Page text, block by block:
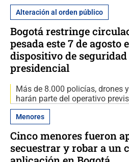
Alteración al orden público
Bogotá restringe
pesada este 7 de agosto
dispositivo de
presidencial
Más de 8.000 policías, drones
harán parte del operativo
Menores
Cinco menores fueron
secuestrar y robar a un